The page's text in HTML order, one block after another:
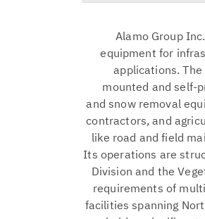
Alamo Group
equipment for
applications.
mounted and self-
and snow removal
contractors, and
like road and field
Its operations are
Division and the
requirements of
facilities spanning